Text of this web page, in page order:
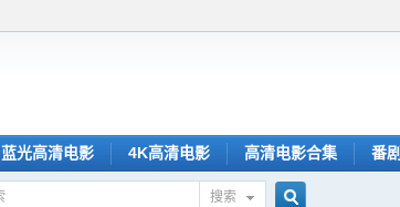
蓝光高清电影 4K高清电影 高清电影合集 番
搜索